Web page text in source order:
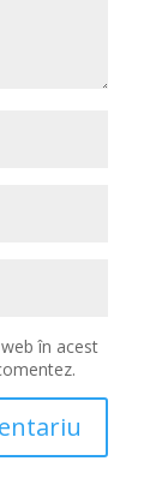
în acest